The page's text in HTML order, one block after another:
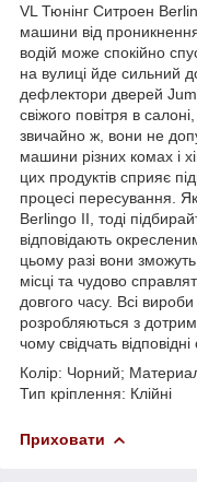
VL Тюнінг Ситроен
машини від
водій може спокійно
на вулиці йде сильний
дефлектори дверей
свіжого повітря в
звичайно ж, вони не
машини різних комах і
цих продуктів сприяє
процесі пересування.
Berlingo II, тоді
відповідають
цьому разі вони
місці та чудово
довгого часу. Всі
розробляються з
чому свідчать відповідні
Колір: Чорний;
Тип кріплення: Клійні
Приховати